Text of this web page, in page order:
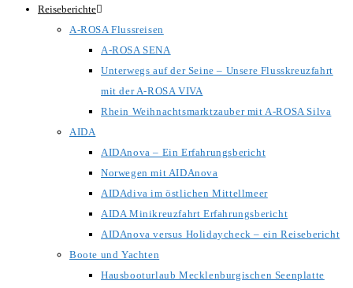
Reiseberichte
A-ROSA Flussreisen
A-ROSA SENA
Unterwegs auf der Seine – Unsere Flusskreuzfahrt
mit der A-ROSA VIVA
Rhein Weihnachtsmarktzauber mit A-ROSA Silva
AIDA
AIDAnova – Ein Erfahrungsbericht
Norwegen mit AIDAnova
AIDAdiva im östlichen Mittellmeer
AIDA Minikreuzfahrt Erfahrungsbericht
AIDAnova versus Holidaycheck – ein Reisebericht
Boote und Yachten
Hausbooturlaub Mecklenburgischen Seenplatte